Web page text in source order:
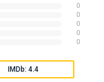
0
0
0
0
0
IMDb: 4.4